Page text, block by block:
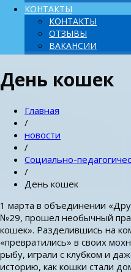
КОНТАКТЫ
КОНТАКТЫ
ОТЗЫВЫ
ВАКАНСИИ
День кошек
Главная
/
новости
/
Социально-
/
День кошек
1 марта в объединении
№29, прошел необычный
кошек». Разделившись на
«превратились» в своих
рыбу, играли с клубком и
историю, как кошки стали